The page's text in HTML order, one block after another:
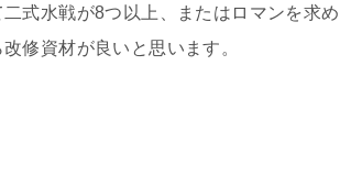
二式水戦が8つ以上、またはロマンを求
修資材が良いと思います。